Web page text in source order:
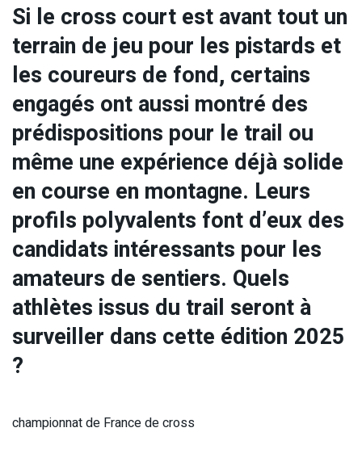
Si le cross court est avant tout un
terrain de jeu pour les pistards et
les coureurs de fond, certains
engagés ont aussi montré des
prédispositions pour le trail ou
même une expérience déjà solide
en course en montagne. Leurs
profils polyvalents font d’eux des
candidats intéressants pour les
amateurs de sentiers. Quels
athlètes issus du trail seront à
surveiller dans cette édition 2025
?
championnat de France de cross